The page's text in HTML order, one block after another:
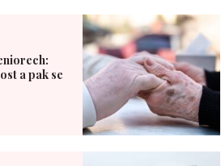
a pak se